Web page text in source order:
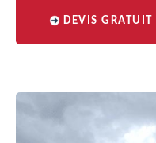
DEVIS GRATUIT